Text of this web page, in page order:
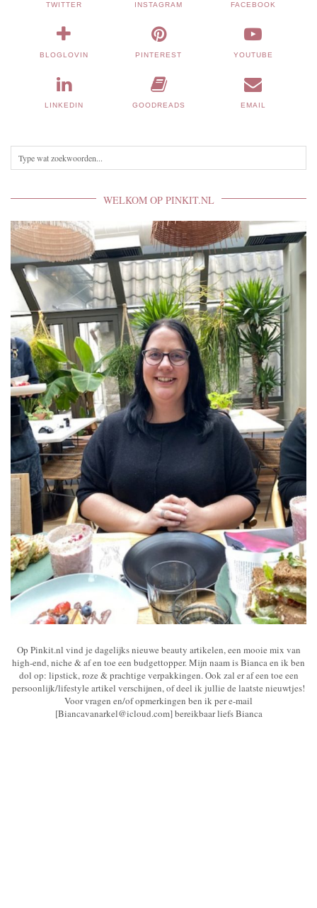
TWITTER INSTAGRAM FACEBOOK
BLOGLOVIN PINTEREST YOUTUBE
LINKEDIN GOODREADS EMAIL
WELKOM OP PINKIT.NL
Op Pinkit.nl vind je dagelijks nieuwe beauty artikelen, een mooie mix van
high-end, niche & af en toe een budgettopper. Mijn naam is Bianca en ik ben
dol op: lipstick, roze & prachtige verpakkingen. Ook zal er af een toe een
persoonlijk/lifestyle artikel verschijnen, of deel ik jullie de laatste nieuwtjes!
Voor vragen en/of opmerkingen ben ik per e-mail
[Biancavanarkel@icloud.com] bereikbaar liefs Bianca